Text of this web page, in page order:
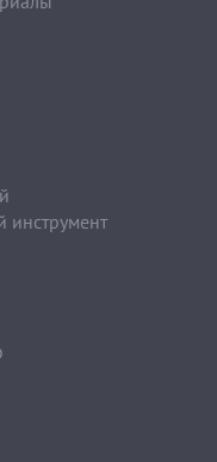
инструмент